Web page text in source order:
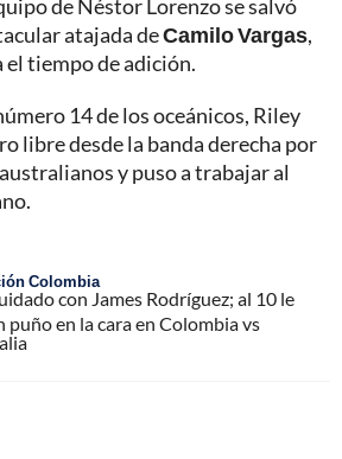
de Néstor Lorenzo se salvó
atajada deCamilo Vargas,
el tiempo de adición.
14 de los oceánicos, Riley
libre desde la banda derecha por
y puso a trabajar al
Colombia
con James Rodríguez; al 10 le
puño en la cara en Colombia vs